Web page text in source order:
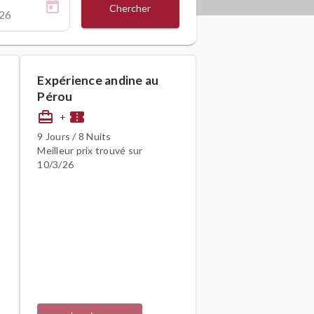
Chercher
Expérience andine au
Pérou
card_travel + confirmation_number
9 Jours / 8 Nuits
Meilleur prix trouvé sur
10/3/26